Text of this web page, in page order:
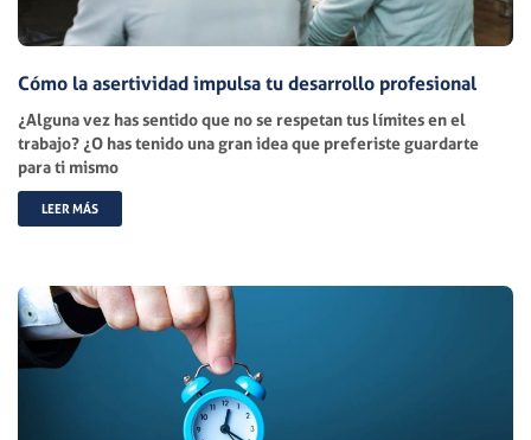
Cómo la asertividad impulsa tu desarrollo profesional
¿Alguna vez has sentido que no se respetan tus límites en el
trabajo? ¿O has tenido una gran idea que preferiste guardarte
para ti mismo
LEER MÁS